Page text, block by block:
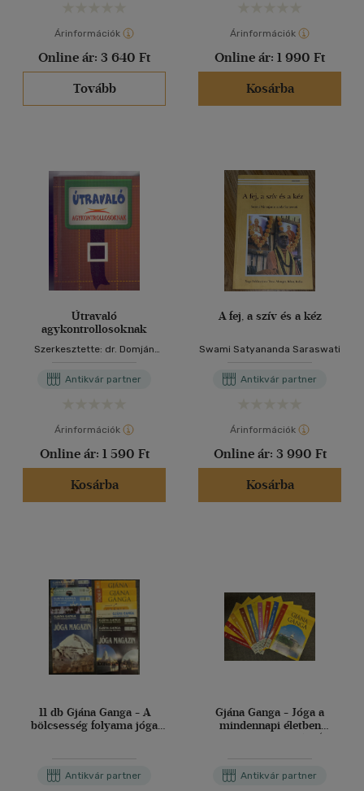
rejlik)
Árinformációk
Online ár: 3 640 Ft
Tovább
Árinformációk
Online ár: 1 990 Ft
Kosárba
Útravaló
agykontrollosoknak
Szerkesztette: dr. Domján
Antikvár partner
Árinformációk
Online ár: 1 590 Ft
Kosárba
A fej, a szív és a kéz
Swami Satyananda Saraswati
Antikvár partner
Árinformációk
Online ár: 3 990 Ft
Kosárba
11 db Gjána Ganga - A
bölcsesség folyama jóga
Antikvár partner
Gjána Ganga - Jóga a
mindennapi életben
magazin 30-39. szám (32.
Antikvár partner